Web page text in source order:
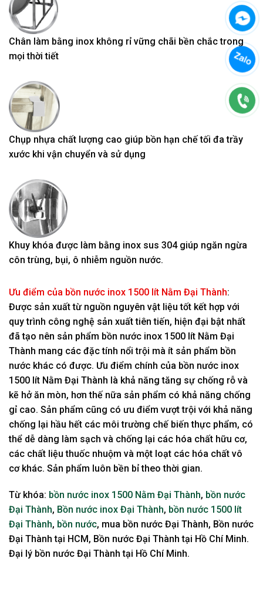
Chân làm bằng inox không rỉ vững chãi bền chắc trong
mọi thời tiết
Chụp nhựa chất lượng cao giúp bồn hạn chế tối đa trầy
xước khi vận chuyển và sử dụng
Khuy khóa được làm bằng inox sus 304 giúp ngăn ngừa
côn trùng, bụi, ô nhiễm nguồn nước.
Ưu điểm của bồn nước inox 1500 lít Nằm Đại Thành:
Được sản xuất từ nguồn nguyên vật liệu tốt kết hợp với
quy trình công nghệ sản xuất tiên tiến, hiện đại bật nhất
đã tạo nên sản phẩm bồn nước inox 1500 lít Nằm Đại
Thành mang các đặc tính nổi trội mà ít sản phẩm bồn
nước khác có được. Ưu điểm chính của bồn nước inox
1500 lít Nằm Đại Thành là khả năng tăng sự chống rỗ và
kẽ hở ăn mòn, hơn thế nữa sản phẩm có khả năng chống
gỉ cao. Sản phẩm cũng có ưu điểm vượt trội với khả năng
chống lại hầu hết các môi trường chế biến thực phẩm, có
thể dễ dàng làm sạch và chống lại các hóa chất hữu cơ,
các chất liệu thuốc nhuộm và một loạt các hóa chất vô
cơ khác. Sản phẩm luôn bền bỉ theo thời gian.
Từ khóa: bồn nước inox 1500 Nằm Đại Thành, bồn nước
Đại Thành, Bồn nước inox Đại Thành, bồn nước 1500 lít
Đại Thành, bồn nước, mua bồn nước Đại Thành, Bồn nước
Đại Thành tại HCM, Bồn nước Đại Thành tại Hồ Chí Minh.
Đại lý bồn nước Đại Thành tại Hồ Chí Minh.